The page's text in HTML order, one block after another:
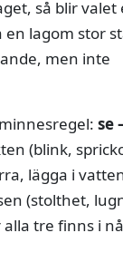
så blir
lagom stor
men inte
se
(blink,
lägga i
(stolthet,
tre finns i